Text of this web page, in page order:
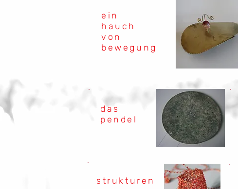
ein
hauch
von
bewegung
das
pendel
strukturen